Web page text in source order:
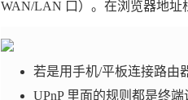
WAN/LAN 口）。在浏览器地址
若是用手机/平板连接路由
UPnP 里面的规则都是终